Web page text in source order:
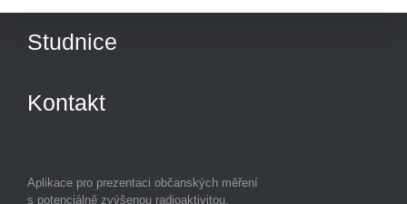
Aplikace pro prezentaci občanských měření
s potenciálně zvýšenou radioaktivitou.
Studnice
Kontakt